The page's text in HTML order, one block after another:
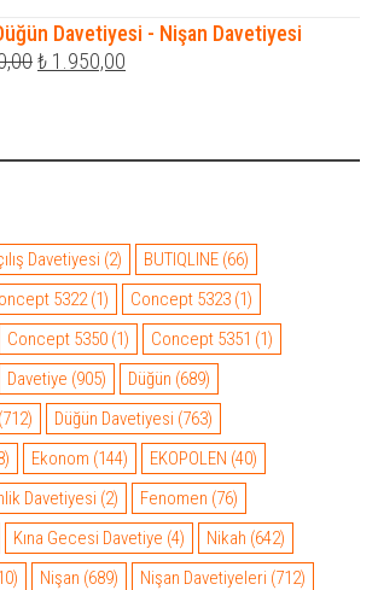
fiyat:
₺ 999,00.fiyat:
Davetiyesi - Nişan Davetiyesi
Orijinal
₺ 1.950,00
₺ 1.950,00.
Davetiyesi (2) BUTIQLINE (66)
5322(1) Concept 5323 (1)
Concept 5350 (1) Concept 5351 (1)
Davetiye (905) Düğün (689)
(712) Düğün Davetiyesi (763)
Ekonom (144) EKOPOLEN (40)
Davetiyesi (2) Fenomen (76)
Kına Gecesi Davetiye (4) Nikah (642)
Nişan (689) Nişan Davetiyeleri (712)